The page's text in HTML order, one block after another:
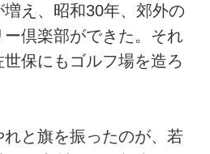
え、昭和30年、郊外の
倶楽部ができた。それ
保にもゴルフ場を造ろ
と旗を振ったのが、若